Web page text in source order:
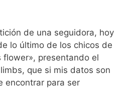
de una seguidora, hoy
lo último de los chicos de
flower», presentando el
que si mis datos son
encontrar para ser